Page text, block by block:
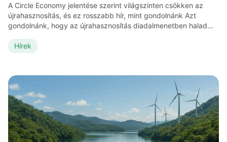
A Circle Economy jelentése szerint világszinten csökken az
újrahasznosítás, és ez rosszabb hír, mint gondolnánk Azt
gondolnánk, hogy az újrahasznosítás diadalmenetben halad
palackautomaták, újrahasznosított cipők, ruhák, sőt, épületek
immár nyolcadik éve folyamatosan csökken. […]
Hírek